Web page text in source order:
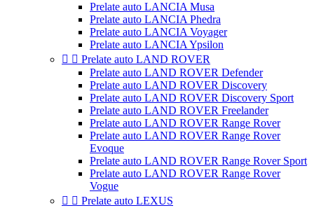
Prelate auto LANCIA Musa
Prelate auto LANCIA Phedra
Prelate auto LANCIA Voyager
Prelate auto LANCIA Ypsilon
  Prelate auto LAND ROVER
Prelate auto LAND ROVER Defender
Prelate auto LAND ROVER Discovery
Prelate auto LAND ROVER Discovery Sport
Prelate auto LAND ROVER Freelander
Prelate auto LAND ROVER Range Rover
Prelate auto LAND ROVER Range Rover
Evoque
Prelate auto LAND ROVER Range Rover Sport
Prelate auto LAND ROVER Range Rover
Vogue
  Prelate auto LEXUS